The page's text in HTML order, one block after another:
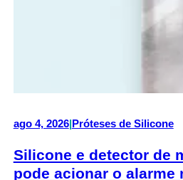
ago 4, 2026| Próteses de Silicone
Silicone e detector de
pode acionar o alarme